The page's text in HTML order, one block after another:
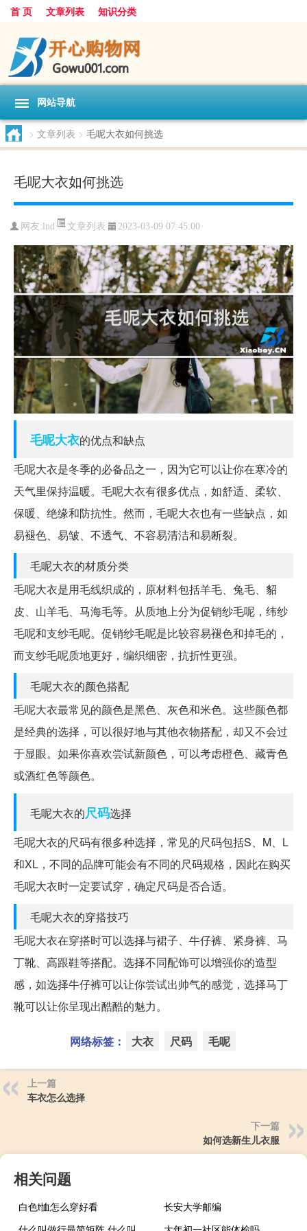
首 页 文章列表 知识分类
网站导航
> 文章列表 > 毛呢大衣如何挑选
毛呢大衣如何挑选
网友: lnd 文章列表 2023-03-09 07:45:00
毛呢大衣的优点和缺点
毛呢大衣是冬季的必备品之一，因为它可以让你在寒冷的
天气里保持温暖。毛呢大衣有很多优点，如舒适、柔软、
保暖、绝缘和防抗性。然而，毛呢大衣也有一些缺点，如
易褪色、易皱、不透气、不容易清洁和易断裂。
毛呢大衣的材质分类
毛呢大衣是用毛线织成的，原材料包括羊毛、兔毛、貂
皮、山羊毛、马海毛等。从质地上分为促销纱毛呢，纬纱
毛呢和支纱毛呢。促销纱毛呢是比较容易褪色和掉毛的，
而支纱毛呢质地更好，编织细密，抗折性更强。
毛呢大衣的颜色搭配
毛呢大衣最常见的颜色是黑色、灰色和米色。这些颜色都
是经典的选择，可以很好地与其他衣物搭配，却又不会过
于显眼。如果你喜欢尝试新颜色，可以考虑橙色、藏青色
或酒红色等颜色。
毛呢大衣的尺码选择
毛呢大衣的尺码有很多种选择，常见的尺码包括S、M、L
和XL，不同的品牌可能会有不同的尺码规格，因此在购买
毛呢大衣时一定要试穿，确定尺码是否合适。
毛呢大衣的穿搭技巧
毛呢大衣在穿搭时可以选择与裙子、牛仔裤、紧身裤、马
丁靴、高跟鞋等搭配。选择不同配饰可以增强你的造型
感，如选择牛仔裤可以让你尝试出帅气的感觉，选择马丁
靴可以让你呈现出酷酷的魅力。
网络标签： 大衣 尺码 毛呢
上一篇
车衣怎么选择
下一篇
如何选新生儿衣服
相关问题
白色t恤怎么穿好看
长安大学邮编